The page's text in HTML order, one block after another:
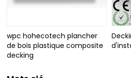
wpc hohecotech plancher
de bois plastique composite
decking